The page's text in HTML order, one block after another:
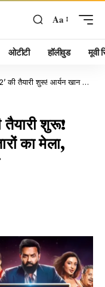
Aa
ओटीटी हॉलीवुड मूवी
सजाएंगे सितारों का मेला, OTT पर लौटेगा सुपरहिट शो
शुरू!
का मेला,